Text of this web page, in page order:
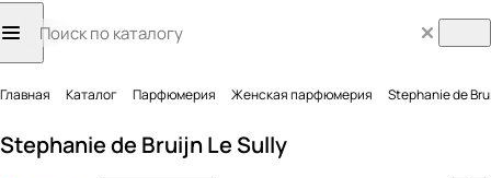
Главная Каталог Парфюмерия Женская парфюмерия Stephanie de
Stephanie de Bruijn Le Sully